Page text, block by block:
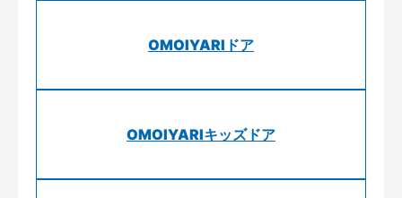
OMOIYARIドア
OMOIYARIキッズドア